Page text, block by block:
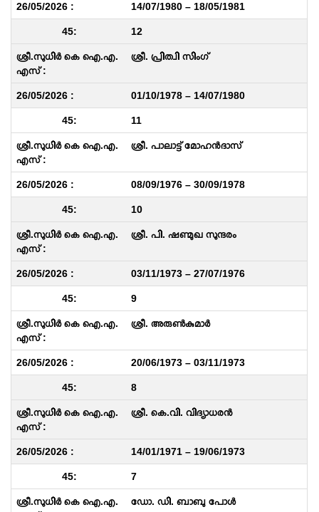
14/07/1980 – 18/05/1981
12
ശ്രീ. പ്രിത്വി സിംഗ്
01/10/1978 – 14/07/1980
11
ശ്രീ. പാലാട്ട് മോഹൻദാസ്
08/09/1976 – 30/09/1978
10
ശ്രീ. പി. ഷണ്മുഖ സുന്ദരം
03/11/1973 – 27/07/1976
9
ശ്രീ. അരുൺകുമാർ
20/06/1973 – 03/11/1973
8
ശ്രീ. കെ.വി. വിദ്യാധരൻ
14/01/1971 – 19/06/1973
7
ഡോ. ഡി. ബാബു പോൾ